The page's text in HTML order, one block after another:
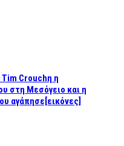
Crouchη η
στη Μεσόγειο και η
αγάπησε[εικόνες]